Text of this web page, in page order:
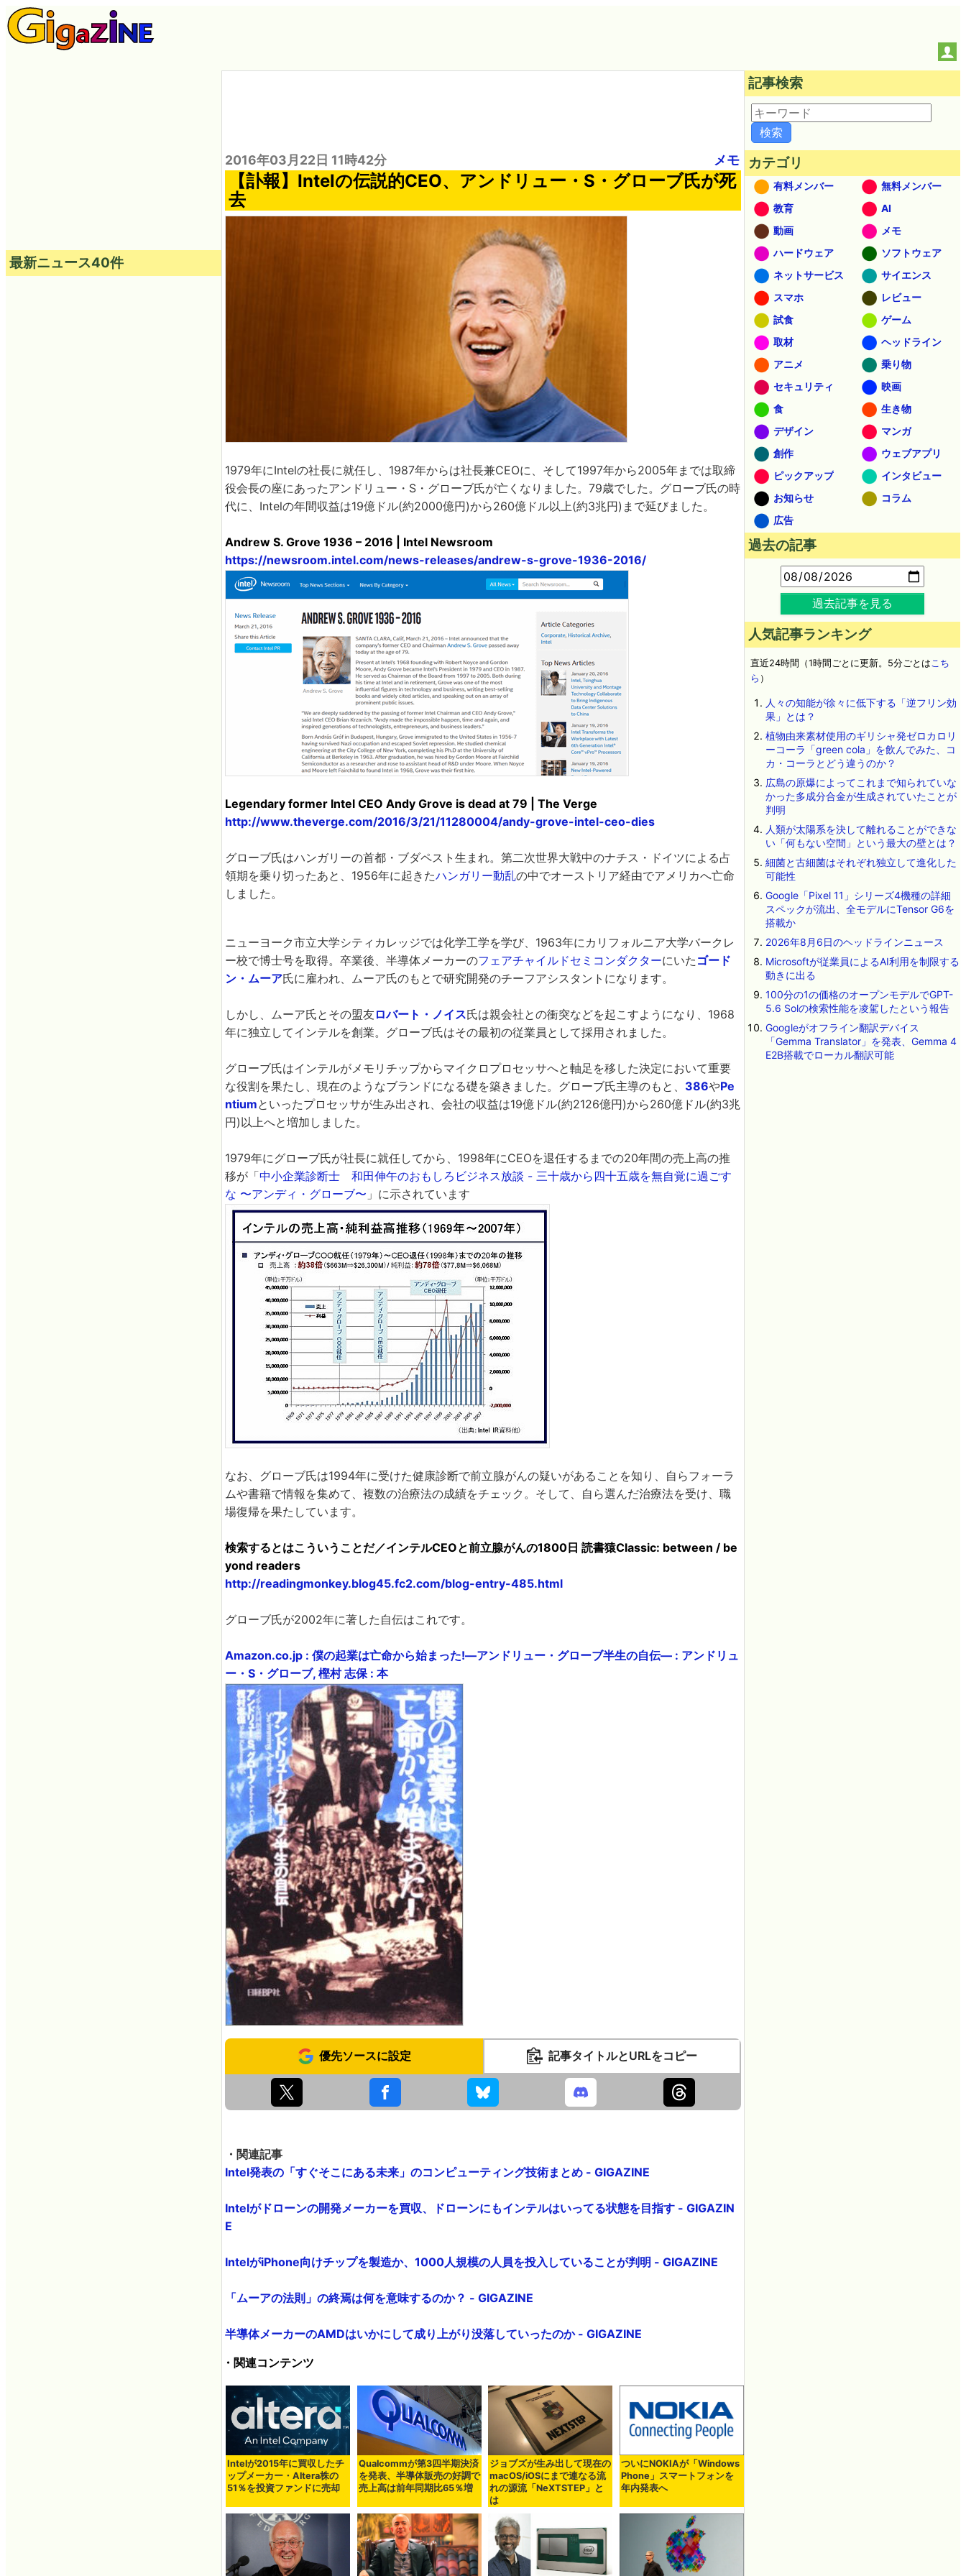
2016年03月22日 11時42分 メモ
【訃報】Intelの伝説的CEO、アンドリュー・S・グローブ氏が死
去
1979年にIntelの社長に就任し、1987年からは社長兼CEOに、そして1997年から2005年までは取締
役会長の座にあったアンドリュー・S・グローブ氏が亡くなりました。79歳でした。グローブ氏の時
代に、Intelの年間収益は19億ドル(約2000億円)から260億ドル以上(約3兆円)まで延びました。
Andrew S. Grove 1936 – 2016 | Intel Newsroom
https://newsroom.intel.com/news-releases/andrew-s-grove-1936-2016/
Legendary former Intel CEO Andy Grove is dead at 79 | The Verge
http://www.theverge.com/2016/3/21/11280004/andy-grove-intel-ceo-dies
グローブ氏はハンガリーの首都・ブダペスト生まれ。第二次世界大戦中のナチス・ドイツによる占
領期を乗り切ったあと、1956年に起きたハンガリー動乱の中でオーストリア経由でアメリカへ亡命
しました。
ニューヨーク市立大学シティカレッジでは化学工学を学び、1963年にカリフォルニア大学バークレ
ー校で博士号を取得。卒業後、半導体メーカーのフェアチャイルドセミコンダクターにいた ゴード
ン・ムーア氏に雇われ、ムーア氏のもとで研究開発のチーフアシスタントになります。
しかし、ムーア氏とその盟友ロバート・ノイス氏は親会社との衝突などを起こすようになり、1968
年に独立してインテルを創業。グローブ氏はその最初の従業員として採用されました。
グローブ氏はインテルがメモリチップからマイクロプロセッサへと軸足を移した決定において重要
な役割を果たし、現在のようなブランドになる礎を築きました。グローブ氏主導のもと、 386やPe
ntiumといったプロセッサが生み出され、会社の収益は19億ドル(約2126億円)から260億ドル(約3兆
円)以上へと増加しました。
1979年にグローブ氏が社長に就任してから、1998年にCEOを退任するまでの20年間の売上高の推
移が「中小企業診断士 和田伸午のおもしろビジネス放談 - 三十歳から四十五歳を無自覚に過ごす
な 〜アンディ・グローブ〜 」に示されています
なお、グローブ氏は1994年に受けた健康診断で前立腺がんの疑いがあることを知り、自らフォーラ
ムや書籍で情報を集めて、複数の治療法の成績をチェック。そして、自ら選んだ治療法を受け、職
場復帰を果たしています。
検索するとはこういうことだ／インテルCEOと前立腺がんの1800日 読書猿Classic: between / be
yond readers
http://readingmonkey.blog45.fc2.com/blog-entry-485.html
グローブ氏が2002年に著した自伝はこれです。
Amazon.co.jp : 僕の起業は亡命から始まった!―アンドリュー・グローブ半生の自伝― : アンドリュ
ー・S・グローブ, 樫村 志保 : 本
優先ソースに設定 記事タイトルとURLをコピー
・関連記事
Intel発表の「すぐそこにある未来」のコンピューティング技術まとめ - GIGAZINE
Intelがドローンの開発メーカーを買収、ドローンにもインテルはいってる状態を目指す - GIGAZIN
E
IntelがiPhone向けチップを製造か、1000人規模の人員を投入していることが判明 - GIGAZINE
「ムーアの法則」の終焉は何を意味するのか？ - GIGAZINE
半導体メーカーのAMDはいかにして成り上がり没落していったのか - GIGAZINE
・関連コンテンツ
Intelが2015年に買収したチ
ップメーカー・Altera株の
51％を投資ファンドに売却
Qualcommが第3四半期決済
を発表、半導体販売の好調で
売上高は前年同期比65％増
ジョブズが生み出して現在の
macOS/iOSにまで連なる流
れの源流「NeXTSTEP」と
は
ついにNOKIAが「Windows
Phone」スマートフォンを
年内発表へ
最新ニュース40件
記事検索
カテゴリ
有料メンバー
無料メンバー
教育
AI
動画
メモ
ハードウェア
ソフトウェア
ネットサービス
サイエンス
スマホ
レビュー
試食
ゲーム
取材
ヘッドライン
アニメ
乗り物
セキュリティ
映画
食
生き物
デザイン
マンガ
創作
ウェブアプリ
ピックアップ
インタビュー
お知らせ
コラム
広告
過去の記事
過去記事を見る
人気記事ランキング
直近24時間（1時間ごとに更新。5分ごとはこち
ら ）
人々の知能が徐々に低下する「逆フリン効
果」とは？
植物由来素材使用のギリシャ発ゼロカロリ
ーコーラ「green cola」を飲んでみた、コ
カ・コーラとどう違うのか？
広島の原爆によってこれまで知られていな
かった多成分合金が生成されていたことが
判明
人類が太陽系を決して離れることができな
い「何もない空間」という最大の壁とは？
細菌と古細菌はそれぞれ独立して進化した
可能性
Google「Pixel 11」シリーズ4機種の詳細
スペックが流出、全モデルにTensor G6を
搭載か
2026年8月6日のヘッドラインニュース
Microsoftが従業員によるAI利用を制限する
動きに出る
100分の1の価格のオープンモデルでGPT-
5.6 Solの検索性能を凌駕したという報告
Googleがオフライン翻訳デバイス
「Gemma Translator」を発表、Gemma 4
E2B搭載でローカル翻訳可能